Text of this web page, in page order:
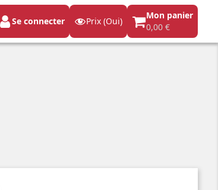
Se connecter Prix (Oui)
Mon panier
0,00 €